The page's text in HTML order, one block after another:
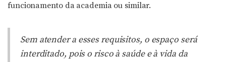
funcionamento da academia ou similar.
Sem atender a esses requisitos, o espaço será
interditado, pois o risco à saúde e à vida da